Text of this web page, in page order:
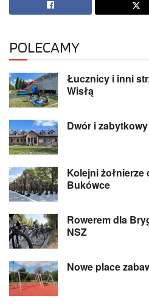
POLECAMY
Łucznicy i inni
Wisłą
Dwór i
Kolejni
Bukówce
Rowerem dla
NSZ
Nowe place